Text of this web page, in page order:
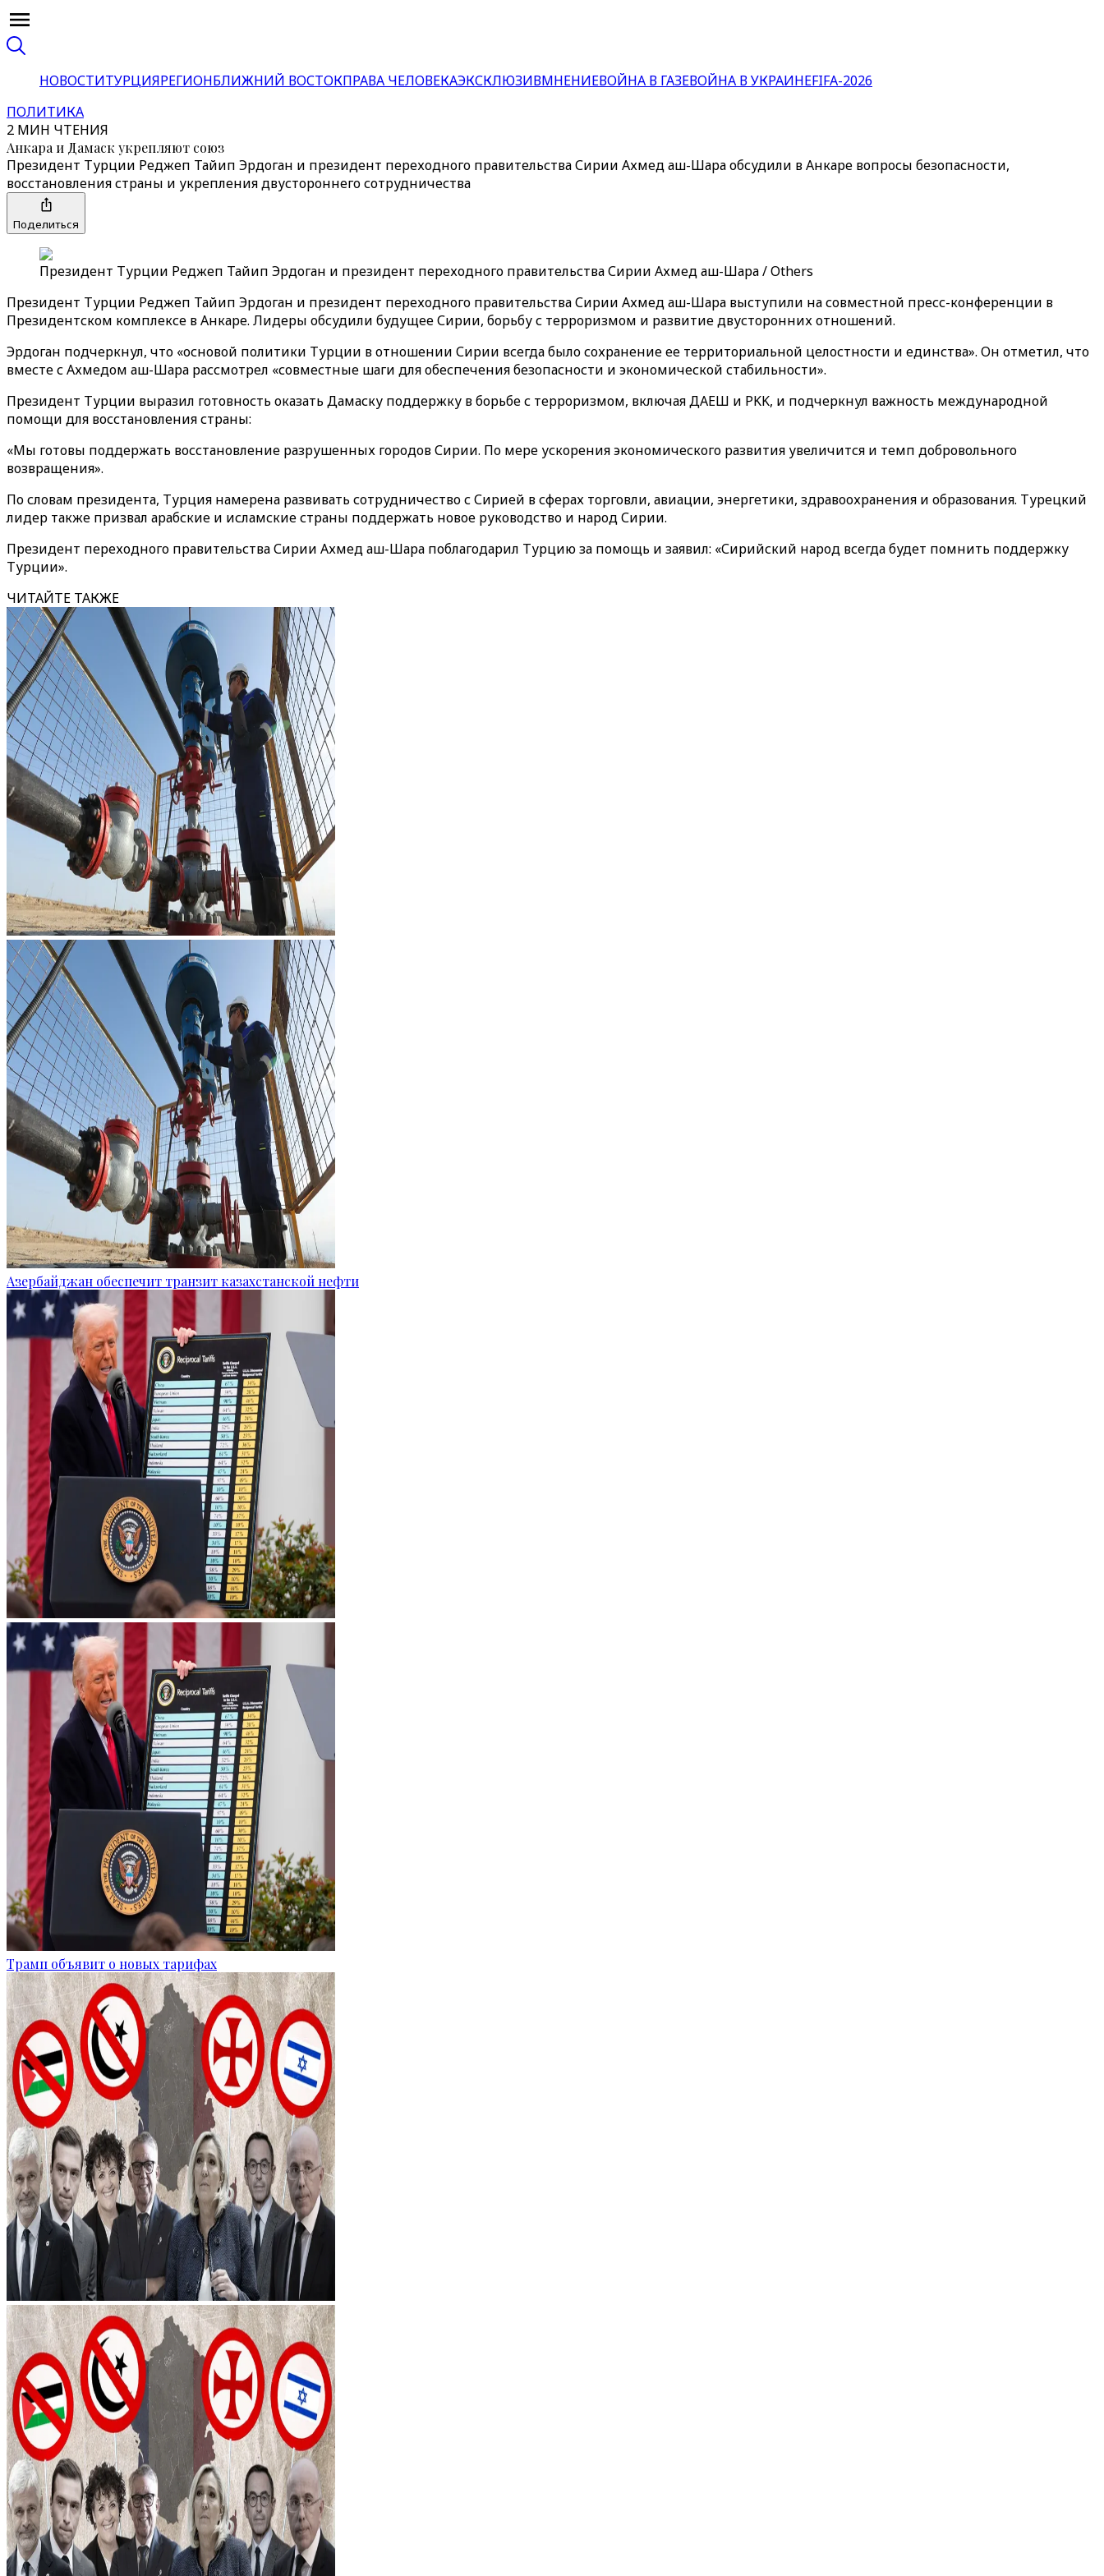
НОВОСТИТУРЦИЯРЕГИОНБЛИЖНИЙ ВОСТОКПРАВА ЧЕЛОВЕКАЭКСКЛЮЗИВМНЕНИЕВОЙНА В ГАЗЕВОЙНА В УКРАИНЕFIFA-2026
ПОЛИТИКА
2 МИН ЧТЕНИЯ
Анкара и Дамаск укрепляют союз
Президент Турции Реджеп Тайип Эрдоган и президент переходного правительства Сирии Ахмед аш-Шара обсудили в Анкаре вопросы безопасности,
восстановления страны и укрепления двустороннего сотрудничества
Поделиться
Президент Турции Реджеп Тайип Эрдоган и президент переходного правительства Сирии Ахмед аш-Шара / Others
Президент Турции Реджеп Тайип Эрдоган и президент переходного правительства Сирии Ахмед аш-Шара выступили на совместной пресс-конференции в
Президентском комплексе в Анкаре. Лидеры обсудили будущее Сирии, борьбу с терроризмом и развитие двусторонних отношений.
Эрдоган подчеркнул, что «основой политики Турции в отношении Сирии всегда было сохранение ее территориальной целостности и единства». Он отметил, что
вместе с Ахмедом аш-Шара рассмотрел «совместные шаги для обеспечения безопасности и экономической стабильности».
Президент Турции выразил готовность оказать Дамаску поддержку в борьбе с терроризмом, включая ДАЕШ и PKK, и подчеркнул важность международной
помощи для восстановления страны:
«Мы готовы поддержать восстановление разрушенных городов Сирии. По мере ускорения экономического развития увеличится и темп добровольного
возвращения».
По словам президента, Турция намерена развивать сотрудничество с Сирией в сферах торговли, авиации, энергетики, здравоохранения и образования. Турецкий
лидер также призвал арабские и исламские страны поддержать новое руководство и народ Сирии.
Президент переходного правительства Сирии Ахмед аш-Шара поблагодарил Турцию за помощь и заявил: «Сирийский народ всегда будет помнить поддержку
Турции».
ЧИТАЙТЕ ТАКЖЕ
Азербайджан обеспечит транзит казахстанской нефти
Трамп объявит о новых тарифах